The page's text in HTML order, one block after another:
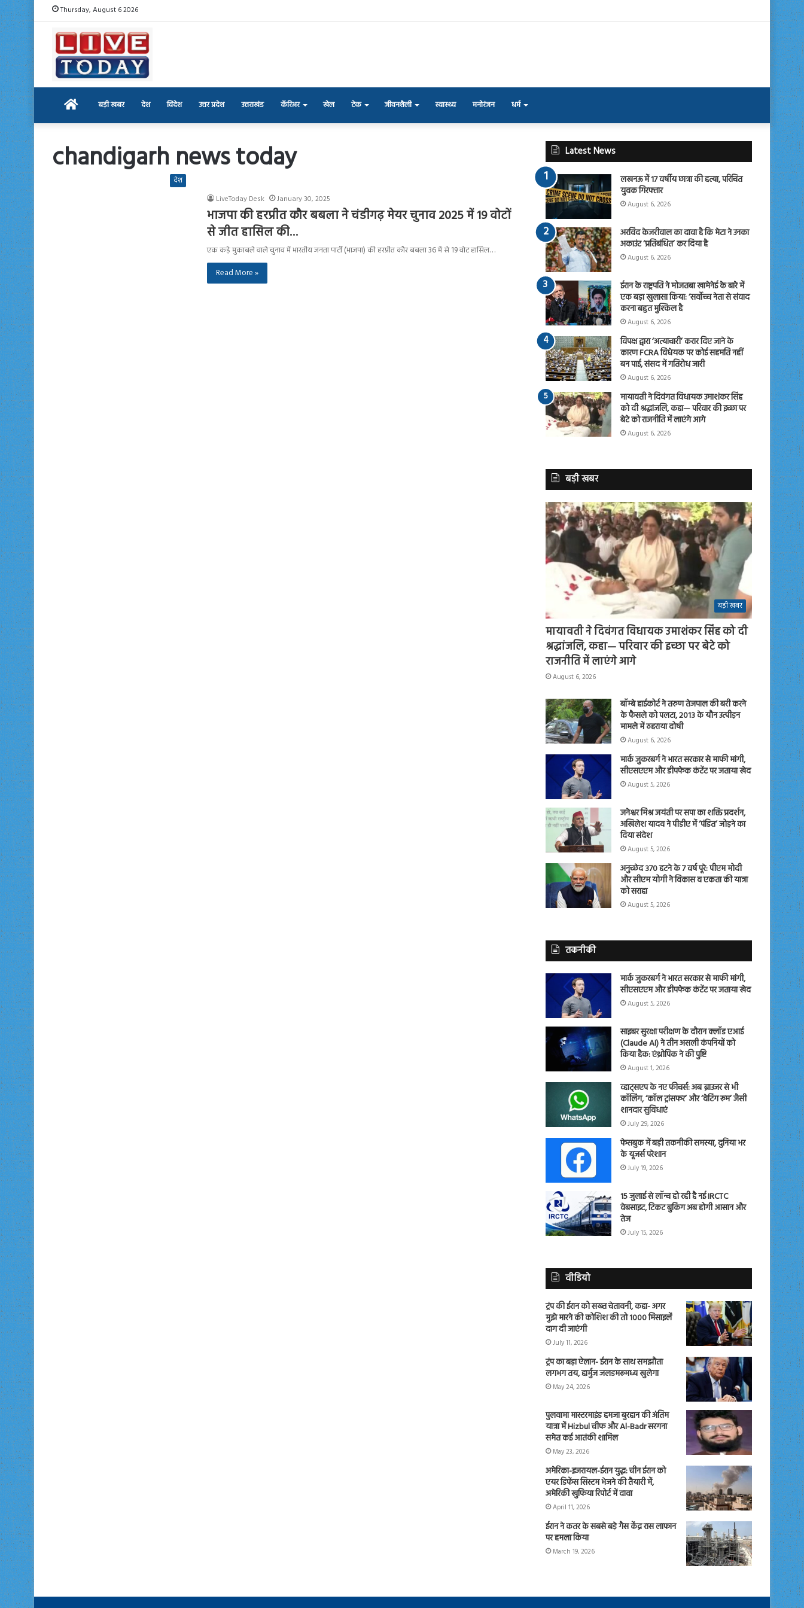
Thursday, August 6 2026
Home बड़ी खबर देश विदेश उत्तर प्रदेश उत्तराखंड कॅरिअर खेल टेक जीवनशैली स्वास्थ्य मनोरंजन धर्म
chandigarh news today
देश
LiveToday Desk
January 30, 2025
भाजपा की हरप्रीत कौर बबला ने चंडीगढ़ मेयर चुनाव 2025 में 19 वोटों
से जीत हासिल की…
एक कड़े मुकाबले वाले चुनाव में भारतीय जनता पार्टी (भाजपा) की हरप्रीत कौर बबला 36 में से 19 वोट हासिल…
Read More »
Latest News
लखनऊ में 17 वर्षीय छात्रा की हत्या, परिचित
युवक गिरफ्तार
August 6, 2026
अरविंद केजरीवाल का दावा है कि मेटा ने उनका
अकाउंट ‘प्रतिबंधित’ कर दिया है
August 6, 2026
ईरान के राष्ट्रपति ने मोजतबा खामेनेई के बारे में
एक बड़ा खुलासा किया: ‘सर्वोच्च नेता से संवाद
करना बहुत मुश्किल है
August 6, 2026
विपक्ष द्वारा ‘अत्याचारी’ करार दिए जाने के
कारण FCRA विधेयक पर कोई सहमति नहीं
बन पाई, संसद में गतिरोध जारी
August 6, 2026
मायावती ने दिवंगत विधायक उमाशंकर सिंह
को दी श्रद्धांजलि, कहा— परिवार की इच्छा पर
बेटे को राजनीति में लाएंगे आगे
August 6, 2026
बड़ी खबर
बड़ी खबर
मायावती ने दिवंगत विधायक उमाशंकर सिंह को दी
श्रद्धांजलि, कहा— परिवार की इच्छा पर बेटे को
राजनीति में लाएंगे आगे
August 6, 2026
बॉम्बे हाईकोर्ट ने तरुण तेजपाल की बरी करने
के फैसले को पलटा, 2013 के यौन उत्पीड़न
मामले में ठहराया दोषी
August 6, 2026
मार्क जुकरबर्ग ने भारत सरकार से माफी मांगी,
सीएसएएम और डीपफेक कंटेंट पर जताया खेद
August 5, 2026
जनेश्वर मिश्र जयंती पर सपा का शक्ति प्रदर्शन,
अखिलेश यादव ने पीडीए में ‘पंडित’ जोड़ने का
दिया संदेश
August 5, 2026
अनुच्छेद 370 हटने के 7 वर्ष पूरे: पीएम मोदी
और सीएम योगी ने विकास व एकता की यात्रा
को सराहा
August 5, 2026
तकनीकी
मार्क जुकरबर्ग ने भारत सरकार से माफी मांगी,
सीएसएएम और डीपफेक कंटेंट पर जताया खेद
August 5, 2026
साइबर सुरक्षा परीक्षण के दौरान क्लॉड एआई
(Claude AI) ने तीन असली कंपनियों को
किया हैक: एंथ्रोपिक ने की पुष्टि
August 1, 2026
व्हाट्सएप के नए फीचर्स: अब ब्राउजर से भी
कॉलिंग, ‘कॉल ट्रांसफर’ और ‘वेटिंग रूम’ जैसी
शानदार सुविधाएं
July 29, 2026
फेसबुक में बड़ी तकनीकी समस्या, दुनिया भर
के यूजर्स परेशान
July 19, 2026
15 जुलाई से लॉन्च हो रही है नई IRCTC
वेबसाइट, टिकट बुकिंग अब होगी आसान और
तेज
July 15, 2026
वीडियो
ट्रंप की ईरान को सख्त चेतावनी, कहा- अगर
मुझे मारने की कोशिश की तो 1000 मिसाइलें
दाग दी जाएंगी
July 11, 2026
ट्रंप का बड़ा ऐलान- ईरान के साथ समझौता
लगभग तय, हार्मुज जलडमरूमध्य खुलेगा
May 24, 2026
पुलवामा मास्टरमाइंड हमजा बुरहान की अंतिम
यात्रा में Hizbul चीफ और Al-Badr सरगना
समेत कई आतंकी शामिल
May 23, 2026
अमेरिका-इजरायल-ईरान युद्ध: चीन ईरान को
एयर डिफेंस सिस्टम भेजने की तैयारी में,
अमेरिकी खुफिया रिपोर्ट में दावा
April 11, 2026
ईरान ने कतर के सबसे बड़े गैस केंद्र रास लाफान
पर हमला किया
March 19, 2026